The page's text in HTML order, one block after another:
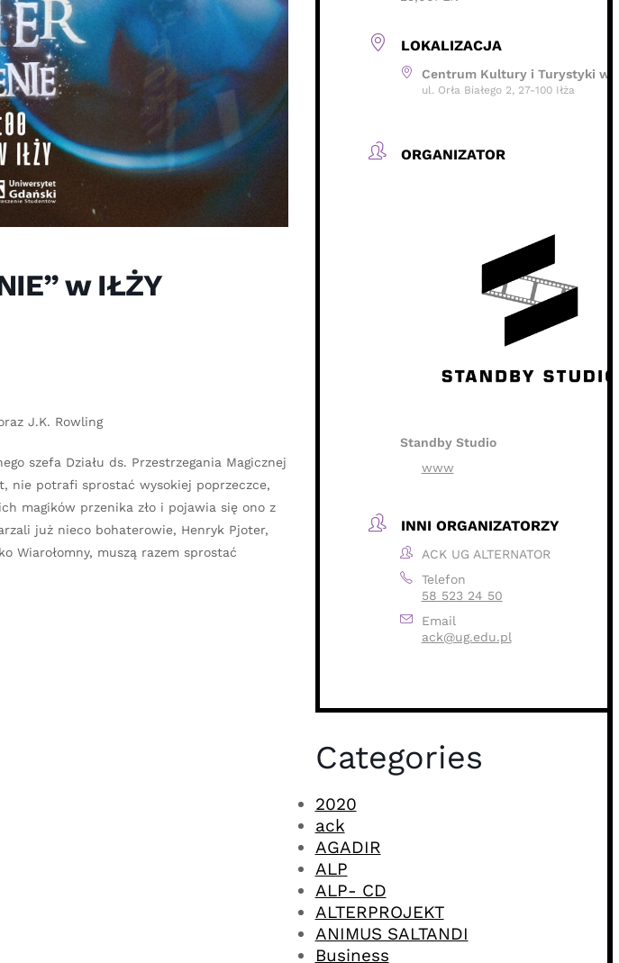
w IŁŻY
J.K. Rowling
szefa Działu ds. Przestrzegania Magicznej
nie potrafi sprostać wysokiej poprzeczce,
magików przenika zło i pojawia się ono z
już nieco bohaterowie, Henryk Pjoter,
Wiarołomny, muszą razem sprostać
LOKALIZACJA
Centrum Kultury i Turystyki w
ul. Orła Białego 2, 27-100 Iłża
ORGANIZATOR
Standby Studio
www
INNI ORGANIZATORZY
ACK UG ALTERNATOR
Telefon
58 523 24 50
Email
ack@ug.edu.pl
Categories
2020
ack
AGADIR
ALP
ALP- CD
ALTERPROJEKT
ANIMUS SALTANDI
Business